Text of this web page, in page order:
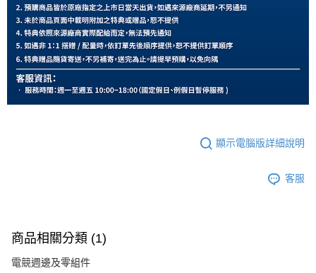
顯示電腦版詳細說明
客服
商品相關分類 (1)
電競週邊及零組件